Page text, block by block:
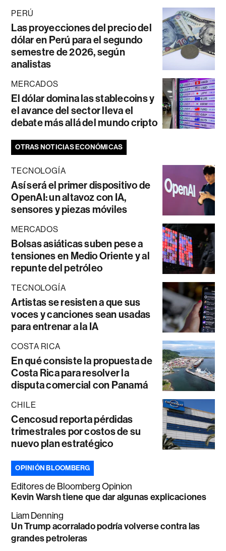
PERÚ
Las proyecciones del precio del
dólar en Perú para el segundo
semestre de 2026, según
analistas
MERCADOS
El dólar domina las stablecoins y
el avance del sector lleva el
debate más allá del mundo cripto
OTRAS NOTICIAS ECONÓMICAS
TECNOLOGÍA
Así será el primer dispositivo de
OpenAI: un altavoz con IA,
sensores y piezas móviles
MERCADOS
Bolsas asiáticas suben pese a
tensiones en Medio Oriente y al
repunte del petróleo
TECNOLOGÍA
Artistas se resisten a que sus
voces y canciones sean usadas
para entrenar a la IA
COSTA RICA
En qué consiste la propuesta de
Costa Rica para resolver la
disputa comercial con Panamá
CHILE
Cencosud reporta pérdidas
trimestrales por costos de su
nuevo plan estratégico
OPINIÓN BLOOMBERG
Editores de Bloomberg Opinion
Kevin Warsh tiene que dar algunas explicaciones
Liam Denning
Un Trump acorralado podría volverse contra las
grandes petroleras